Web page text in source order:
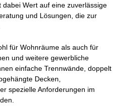
Wert auf eine zuverlässige
und Lösungen, die zur
für Wohnräume als auch für
und weitere gewerbliche
einfache Trennwände, doppelt
Decken,
spezielle Anforderungen im